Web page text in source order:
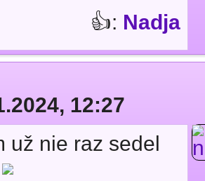
👍: Nadja
12:27
už nie raz sedel